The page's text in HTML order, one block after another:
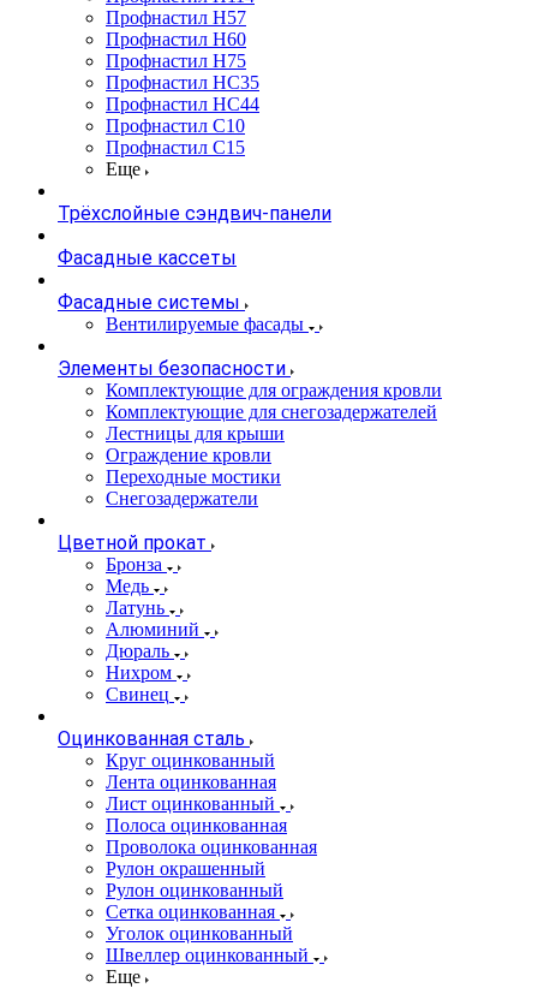
Профнастил Н57
Профнастил Н60
Профнастил Н75
Профнастил НС35
Профнастил НС44
Профнастил С10
Профнастил С15
Еще
Трёхслойные сэндвич-панели
Фасадные кассеты
Фасадные системы
Вентилируемые фасады
Элементы безопасности
Комплектующие для ограждения кровли
Комплектующие для снегозадержателей
Лестницы для крыши
Ограждение кровли
Переходные мостики
Снегозадержатели
Цветной прокат
Бронза
Медь
Латунь
Алюминий
Дюраль
Нихром
Свинец
Оцинкованная сталь
Круг оцинкованный
Лента оцинкованная
Лист оцинкованный
Полоса оцинкованная
Проволока оцинкованная
Рулон окрашенный
Рулон оцинкованный
Сетка оцинкованная
Уголок оцинкованный
Швеллер оцинкованный
Еще